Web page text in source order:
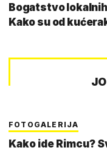
Bogatstvo
Kako su od
FOTOGALERIJA
Kako ide Rimcu?